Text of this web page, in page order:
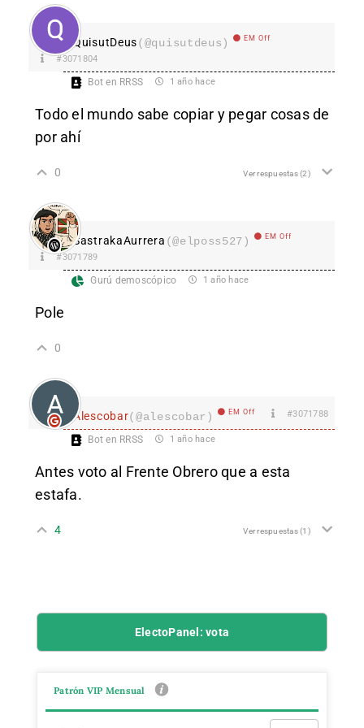
QuisutDeus(@quisutdeus) EM Off
#3071804
Bot en RRSS 1 año hace
Todo el mundo sabe copiar y pegar cosas de
por ahí
0 Ver respuestas(2)
SastrakaAurrera (@elposs527) EM Off
#3071789
Gurú demoscópico 1 año hace
Pole
0
Alescobar(@alescobar) EM Off #3071788
Bot en RRSS 1 año hace
Antes voto al Frente Obrero que a esta
estafa.
4 Ver respuestas(1)
ElectoPanel: vota
Patrón VIP Mensual